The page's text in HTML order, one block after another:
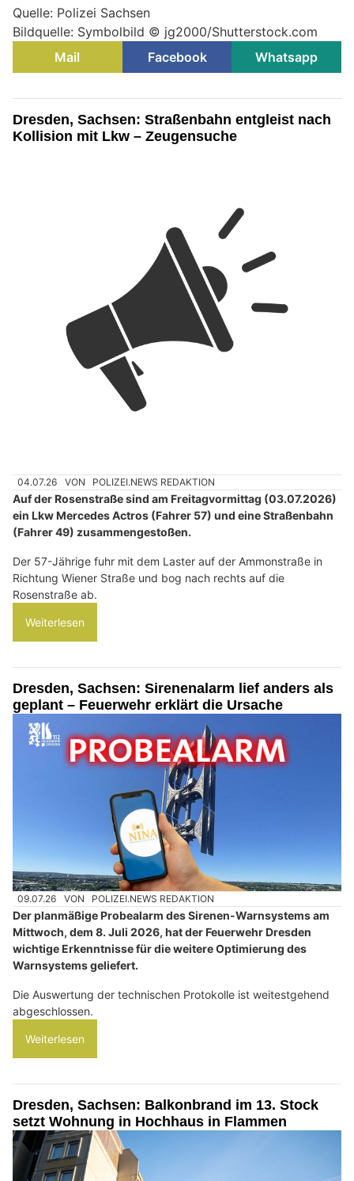
Quelle: Polizei Sachsen
Bildquelle: Symbolbild © jg2000/Shutterstock.com
Mail
Facebook Whatsapp
Dresden, Sachsen: Straßenbahn entgleist nach
Kollision mit Lkw – Zeugensuche
04.07.26 VON POLIZEI.NEWS REDAKTION
Auf der Rosenstraße sind am Freitagvormittag (03.07.2026)
ein Lkw Mercedes Actros (Fahrer 57) und eine Straßenbahn
(Fahrer 49) zusammengestoßen.
Der 57-Jährige fuhr mit dem Laster auf der Ammonstraße in
Richtung Wiener Straße und bog nach rechts auf die
Rosenstraße ab.
Weiterlesen
Dresden, Sachsen: Sirenenalarm lief anders als
geplant – Feuerwehr erklärt die Ursache
09.07.26 VON POLIZEI.NEWS REDAKTION
Der planmäßige Probealarm des Sirenen-Warnsystems am
Mittwoch, dem 8. Juli 2026, hat der Feuerwehr Dresden
wichtige Erkenntnisse für die weitere Optimierung des
Warnsystems geliefert.
Die Auswertung der technischen Protokolle ist weitestgehend
abgeschlossen.
Weiterlesen
Dresden, Sachsen: Balkonbrand im 13. Stock
setzt Wohnung in Hochhaus in Flammen